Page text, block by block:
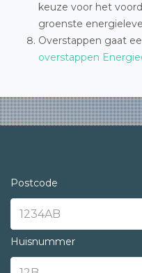
keuze voor het
groenste
Overstappen gaat
overstappen
Postcode
Huisnummer